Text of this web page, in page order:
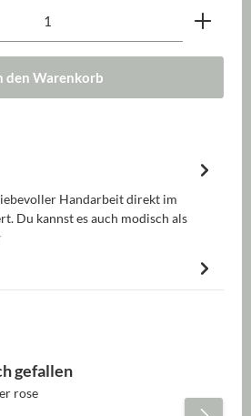
den gewünschten Wert ein
den Warenkorb
Handarbeit direkt im
Du kannst es auch modisch als
gefallen